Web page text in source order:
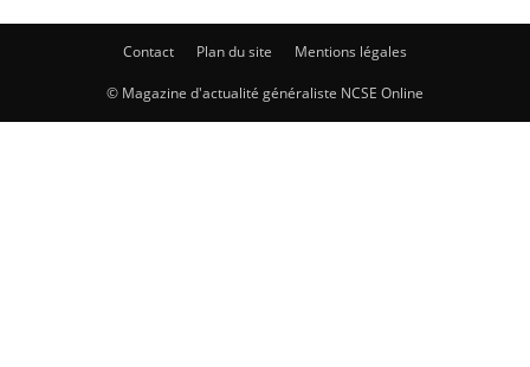
Contact Plan du site Mentions légales
© Magazine d'actualité généraliste NCSE Online